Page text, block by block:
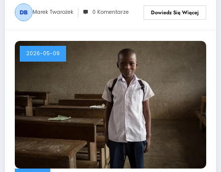
Marek Twarożek 0 Komentarze Dowiedz Się Więcej
2026-05-09